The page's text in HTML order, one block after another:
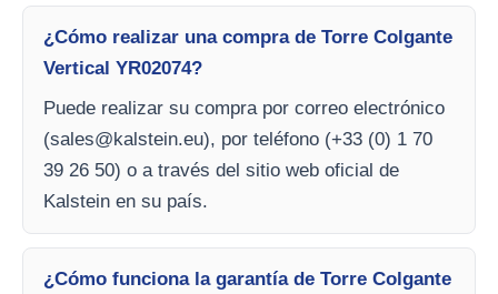
¿Cómo realizar una compra de Torre Colgante
Vertical YR02074?
Puede realizar su compra por correo electrónico
(sales@kalstein.eu), por teléfono (+33 (0) 1 70
39 26 50) o a través del sitio web oficial de
Kalstein en su país.
¿Cómo funciona la garantía de Torre Colgante